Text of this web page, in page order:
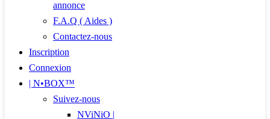
annonce
F.A.Q ( Aides )
Contactez-nous
Inscription
Connexion
| N•BOX™
Suivez-nous
NViNiO |